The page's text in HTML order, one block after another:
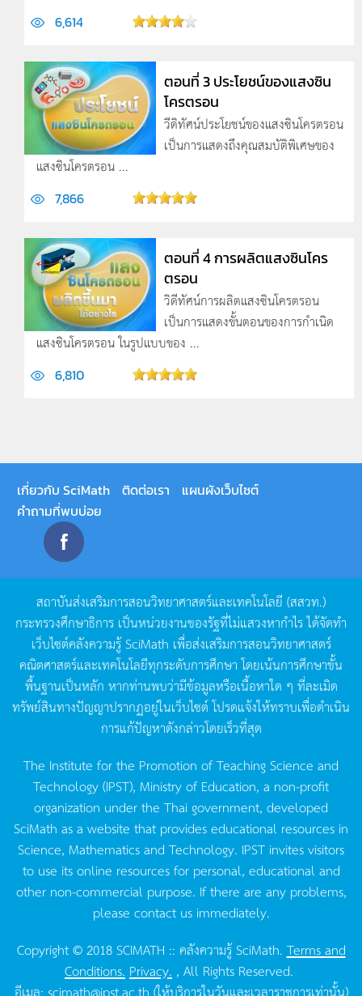
6,614
ตอนที่ 3 ประโยชน์ของแสงซิน
โครตรอน
วีดิทัศน์ประโยชน์ของแสงซินโครตรอน
เป็นการแสดงถึงคุณสมบัติพิเศษของ
แสงซินโครตรอน ...
7,866
ตอนที่ 4 การผลิตแสงซินโคร
ตรอน
วิดีทัศน์การผลิตแสงซินโครตรอน
เป็นการแสดงขั้นตอนของการกำเนิด
แสงซินโครตรอน ในรูปแบบของ ...
6,810
เกี่ยวกับ SciMath ติดต่อเรา
แผนผังเว็บไซต์
คำถามที่พบบ่อย
สถาบันส่งเสริมการสอนวิทยาศาสตร์และเทคโนโลยี (สสวท.)
กระทรวงศึกษาธิการ เป็นหน่วยงานของรัฐที่ไม่แสวงหากำไรได้จัดทำ
เว็บไซต์คลังความรู้SciMath เพื่อส่งเสริมการสอนวิทยาศาสตร์
คณิตศาสตร์และเทคโนโลยีทุกระดับการศึกษา โดยเน้นการศึกษาขั้น
พื้นฐานเป็นหลัก หากท่านพบว่ามีข้อมูลหรือเนื้อหาใด ๆ ที่ละเมิด
ทรัพย์สินทางปัญญาปรากฏอยู่ในเว็บไซต์โปรดแจ้งให้ทราบเพื่อดำเนิน
การแก้ปัญหาดังกล่าวโดยเร็วที่สุด
The Institute for the Promotion of Teaching Science and
Technology (IPST), Ministry of Education, a non-profit
organization under the Thai government, developed
SciMath as a website that provides educational resources in
Science, Mathematics and Technology. IPST invites visitors
to use its online resources for personal, educational and
other non-commercial purpose. If there are any problems,
please contact us immediately.
Copyright © 2018 SCIMATH :: คลังความรู้ SciMath.Terms and
Conditions. Privacy. , All Rights Reserved.
อีเมล: scimath@ipst.ac.th (ให้บริการในวันและเวลาราชการเท่านั้น)